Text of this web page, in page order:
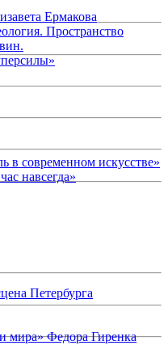
Ермакова
Пространство
в современном искусстве»
навсегда»
Петербурга
мира» Федора Гиренка